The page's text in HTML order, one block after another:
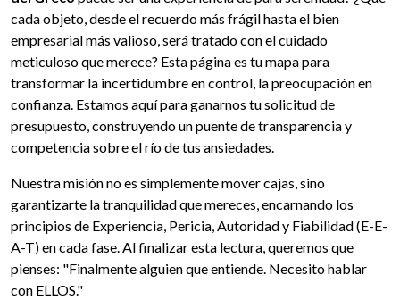
cada objeto, desde el recuerdo más frágil hasta el bien
empresarial más valioso, será tratado con el cuidado
meticuloso que merece? Esta página es tu mapa para
transformar la incertidumbre en control, la preocupación en
confianza. Estamos aquí para ganarnos tu solicitud de
presupuesto, construyendo un puente de transparencia y
competencia sobre el río de tus ansiedades.
Nuestra misión no es simplemente mover cajas, sino
garantizarte la tranquilidad que mereces, encarnando los
principios de Experiencia, Pericia, Autoridad y Fiabilidad (E-E-
A-T) en cada fase. Al finalizar esta lectura, queremos que
pienses: "Finalmente alguien que entiende. Necesito hablar
con ELLOS."